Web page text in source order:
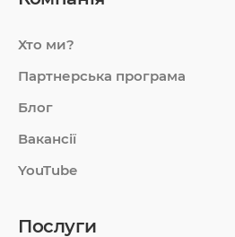
Хто ми?
Партнерська програма
Блог
Вакансії
YouTube
Послуги